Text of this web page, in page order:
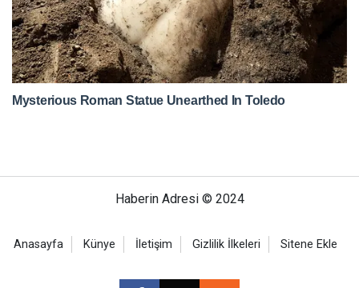
Haberin Adresi © 2024
Anasayfa Künye İletişim Gizlilik İlkeleri Sitene Ekle